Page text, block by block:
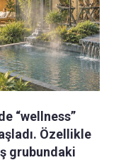
“wellness”
Özellikle
grubundaki